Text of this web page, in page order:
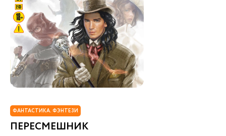
ФАНТАСТИКА. ФЭНТЕЗИ
ПЕРЕСМЕШНИК